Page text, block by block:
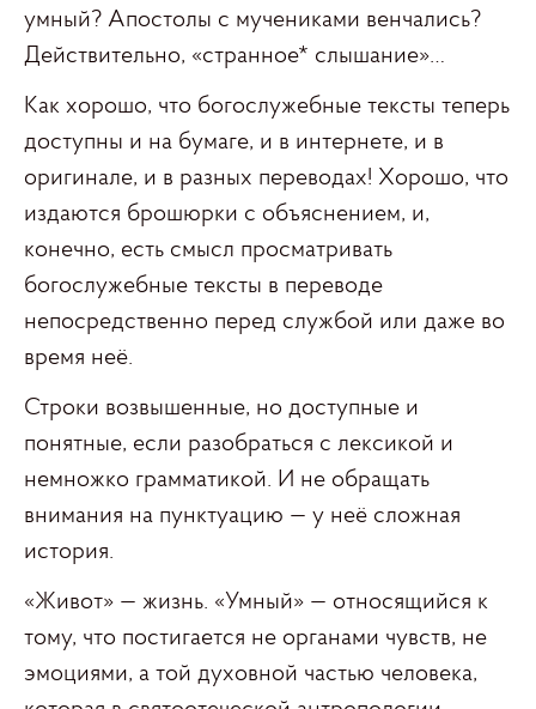
умный? Апостолы с мучениками венчались?
Действительно, «странное* слышание»…
Как хорошо, что богослужебные тексты теперь
доступны и на бумаге, и в интернете, и в
оригинале, и в разных переводах! Хорошо, что
издаются брошюрки с объяснением, и,
конечно, есть смысл просматривать
богослужебные тексты в переводе
непосредственно перед службой или даже во
время неё.
Строки возвышенные, но доступные и
понятные, если разобраться с лексикой и
немножко грамматикой. И не обращать
внимания на пунктуацию — у неё сложная
история.
«Живот» — жизнь. «Умный» — относящийся к
тому, что постигается не органами чувств, не
эмоциями, а той духовной частью человека,